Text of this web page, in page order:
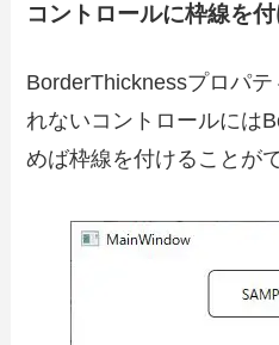
コントロールに枠線を
BorderThicknessプロパ
れないコントロールには
めば枠線を付けることが